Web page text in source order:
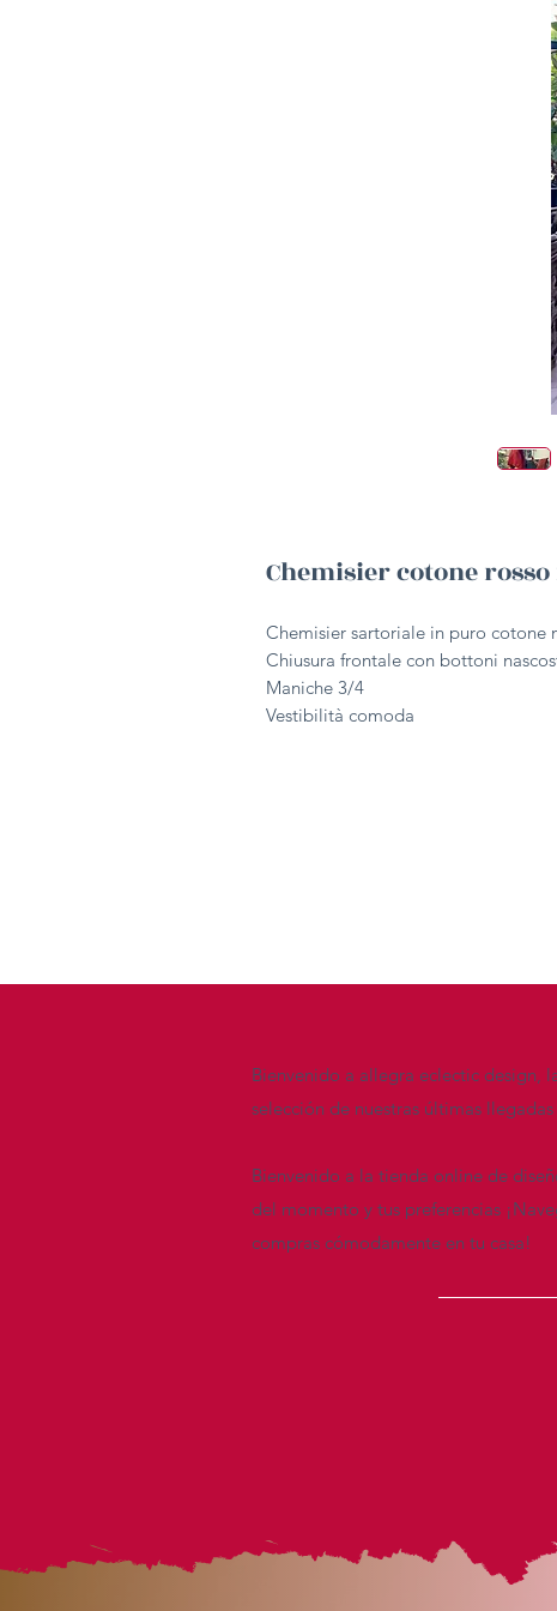
Chemisier cotone
Chemisier sartoriale in puro cotone
Chiusura frontale con bottoni
Maniche 3/4
Vestibilità comoda
Bienvenido a allegra eclectic design,
selección de nuestras últimas
Bienvenido a la tienda online de
del momento y tus preferencias
compras cómodamente en tu casa!